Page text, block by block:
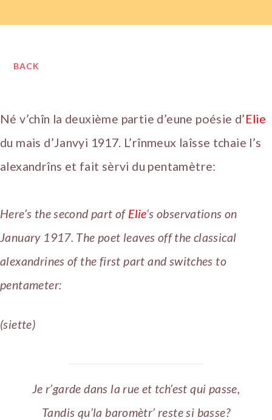
BACK
Né v’chîn la deuxième partie d’eune poésie d’Elie
du mais d’Janvyi 1917. L’rînmeux laîsse tchaie l’s
alexandrîns et fait sèrvi du pentamètre:
Here’s the second part of Elie‘s observations on
January 1917. The poet leaves off the classical
alexandrines of the first part and switches to
pentameter:
(siette)
Je r’garde dans la rue et tch’est qui passe,
Tandis qu’la baromètr’ reste si basse?